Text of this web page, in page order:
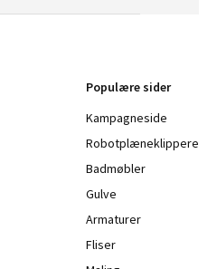
Populære sider
Kampagneside
Robotplæneklippere
Badmøbler
Gulve
Armaturer
Fliser